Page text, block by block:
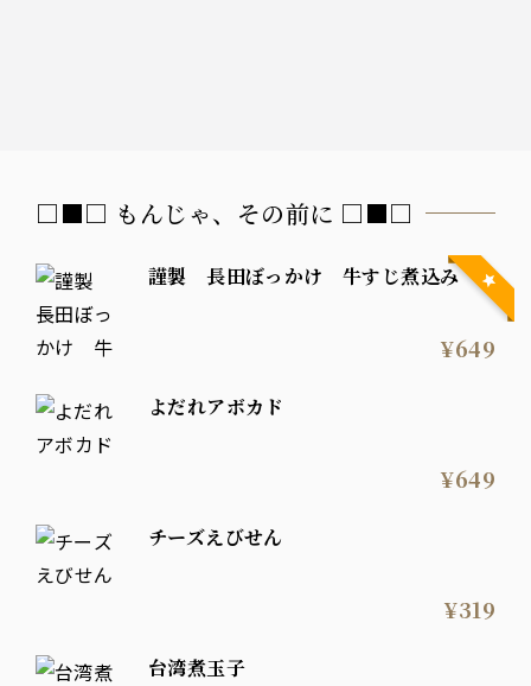
□■□ もんじゃ、その前に □■□
謹製 長田ぼっかけ 牛すじ煮込み
¥649
よだれアボカド
¥649
チーズえびせん
¥319
台湾煮玉子